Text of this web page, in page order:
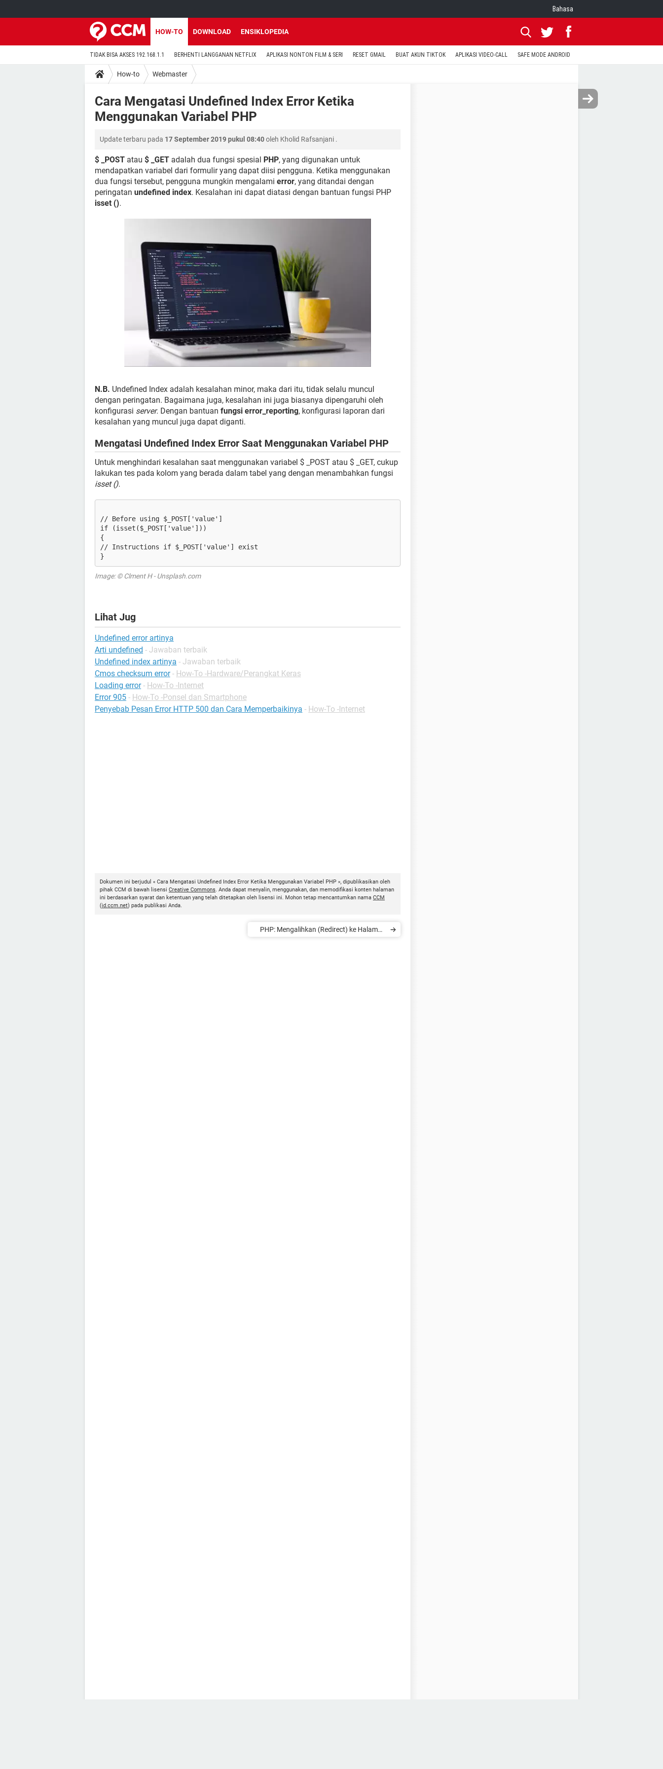
Bahasa
HOW-TO DOWNLOAD ENSIKLOPEDIA
TIDAK BISA AKSES 192.168.1.1 BERHENTI LANGGANAN NETFLIX APLIKASI NONTON FILM & SERI RESET GMAIL BUAT AKUN TIKTOK APLIKASI VIDEO-CALL SAFE MODE ANDROID
How-to Webmaster
Cara Mengatasi Undefined Index Error Ketika
Menggunakan Variabel PHP
Update terbaru pada 17 September 2019 pukul 08:40oleh Kholid Rafsanjani .
$ _POST atau $ _GET adalah dua fungsi spesial PHP, yang digunakan untuk
mendapatkan variabel dari formulir yang dapat diisi pengguna. Ketika menggunakan
dua fungsi tersebut, pengguna mungkin mengalami error, yang ditandai dengan
peringatan undefined index. Kesalahan ini dapat diatasi dengan bantuan fungsi PHP
isset ().
N.B. Undefined Index adalah kesalahan minor, maka dari itu, tidak selalu muncul
dengan peringatan. Bagaimana juga, kesalahan ini juga biasanya dipengaruhi oleh
konfigurasi server. Dengan bantuan fungsi error_reporting, konfigurasi laporan dari
kesalahan yang muncul juga dapat diganti.
Mengatasi Undefined Index Error Saat Menggunakan Variabel PHP
Untuk menghindari kesalahan saat menggunakan variabel $ _POST atau $ _GET, cukup
lakukan tes pada kolom yang berada dalam tabel yang dengan menambahkan fungsi
isset ().
// Before using $_POST['value']
if (isset($_POST['value']))
{
// Instructions if $_POST['value'] exist
}
Image: © Clment H - Unsplash.com
Lihat Jug
Undefined error artinya
Arti undefined - Jawaban terbaik
Undefined index artinya - Jawaban terbaik
Cmos checksum error - How-To -Hardware/Perangkat Keras
Loading error - How-To -Internet
Error 905 - How-To -Ponsel dan Smartphone
Penyebab Pesan Error HTTP 500 dan Cara Memperbaikinya - How-To -Internet
Dokumen ini berjudul « Cara Mengatasi Undefined Index Error Ketika Menggunakan Variabel PHP », dipublikasikan oleh
pihak CCM di bawah lisensi Creative Commons. Anda dapat menyalin, menggunakan, dan memodifikasi konten halaman
ini berdasarkan syarat dan ketentuan yang telah ditetapkan oleh lisensi ini. Mohon tetap mencantumkan nama CCM
(id.ccm.net) pada publikasi Anda.
PHP: Mengalihkan (Redirect) ke Halaman